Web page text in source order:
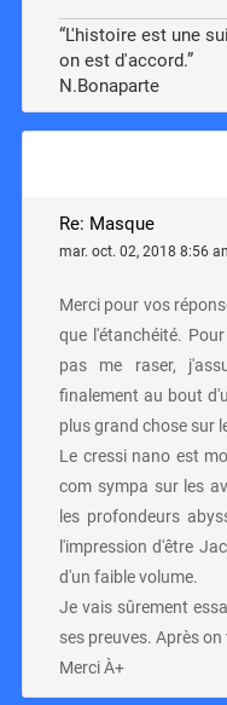
“L'histoire est une
on est d'accord.”
N.Bonaparte
Re: Masque
mar. oct. 02, 2018 8:56
Merci pour vos
que l'étanchéité.
pas me raser,
finalement au bout
plus grand chose sur
Le cressi nano est
com sympa sur les
les profondeurs
l'impression d'être
d'un faible volume.
Je vais sûrement
ses preuves. Après
Merci À+